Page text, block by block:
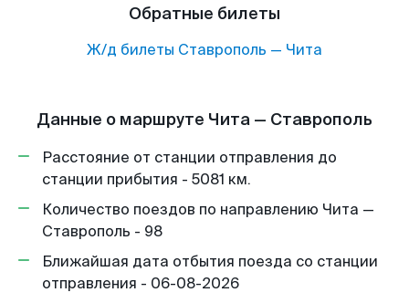
Обратные билеты
Ж/д билеты Ставрополь — Чита
Данные о маршруте Чита — Ставрополь
Расстояние от станции отправления до
станции прибытия - 5081 км.
Количество поездов по направлению Чита —
Ставрополь - 98
Ближайшая дата отбытия поезда со станции
отправления - 06-08-2026